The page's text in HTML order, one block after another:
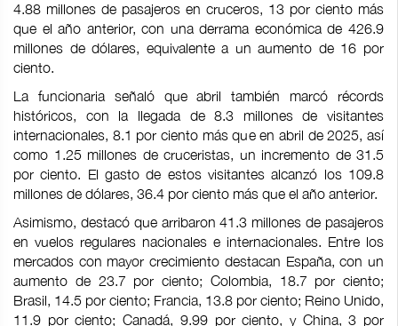
4.88 millones de pasajeros en cruceros, 13 por ciento más
que el año anterior, con una derrama económica de 426.9
millones de dólares, equivalente a un aumento de 16 por
ciento.
La funcionaria señaló que abril también marcó récords
históricos, con la llegada de 8.3 millones de visitantes
internacionales, 8.1 por ciento más que en abril de 2025, así
como 1.25 millones de cruceristas, un incremento de 31.5
por ciento. El gasto de estos visitantes alcanzó los 109.8
millones de dólares, 36.4 por ciento más que el año anterior.
Asimismo, destacó que arribaron 41.3 millones de pasajeros
en vuelos regulares nacionales e internacionales. Entre los
mercados con mayor crecimiento destacan España, con un
aumento de 23.7 por ciento; Colombia, 18.7 por ciento;
Brasil, 14.5 por ciento; Francia, 13.8 por ciento; Reino Unido,
11.9 por ciento; Canadá, 9.99 por ciento, y China, 3 por